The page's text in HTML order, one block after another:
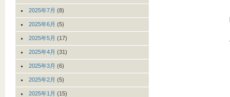
2025年7月 (8)
2025年6月 (5)
2025年5月 (17)
2025年4月 (31)
2025年3月 (6)
2025年2月 (5)
2025年1月 (15)